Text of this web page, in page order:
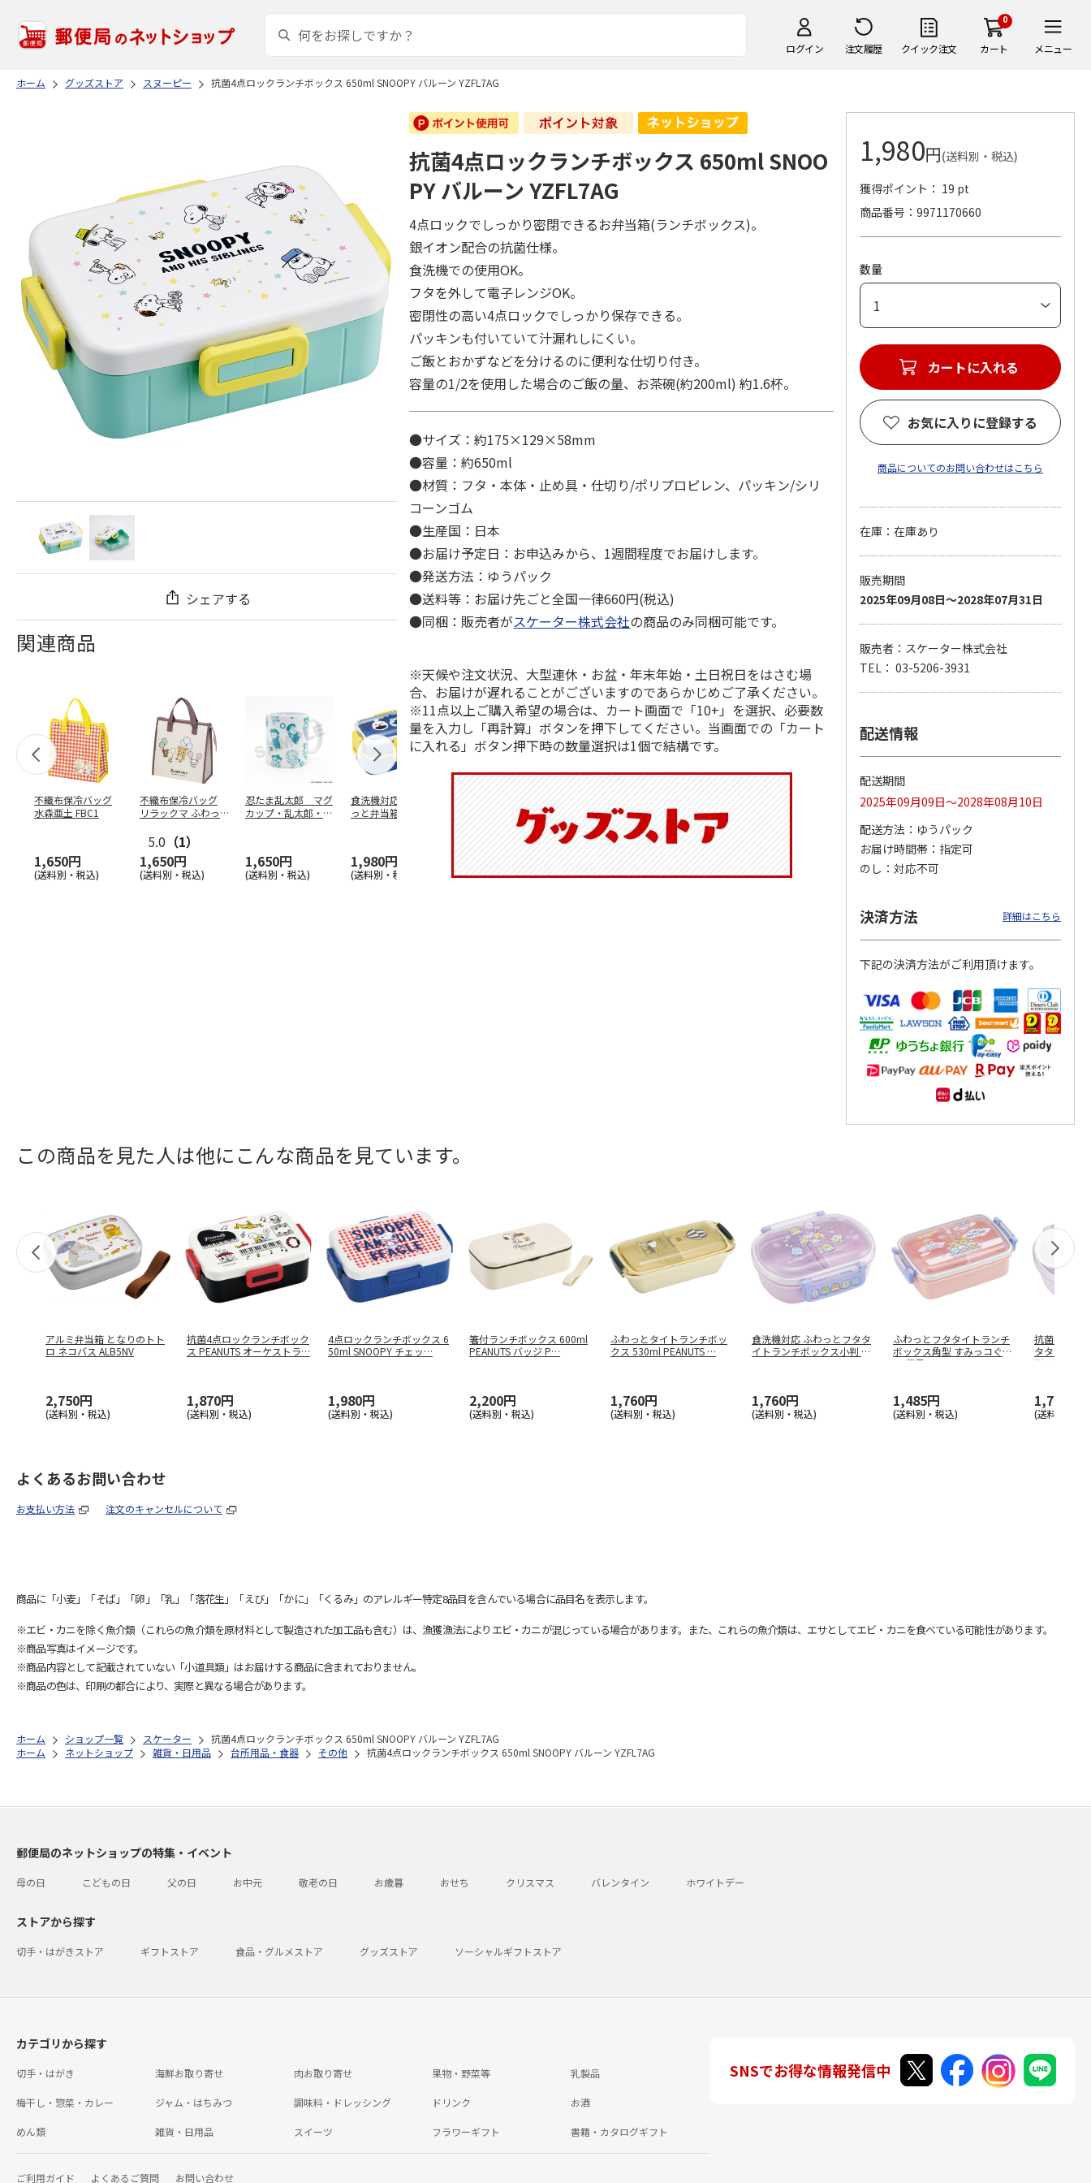
ログイン 注文履歴 クイック注文
0
カート メニュー
ホーム グッズストア スヌーピー 抗菌4点ロックランチボックス 650ml SNOOPY バルーン YZFL7AG
シェアする
関連商品
不織布保冷バッグ
水森亜土 FBC1
1,650円
(送料別・税込)
不織布保冷バッグ
リラックマ ふわっ
5.0 （1）
1,650円
(送料別・税込)
忍たま乱太郎 マグ
カップ・乱太郎・き
1,650円
(送料別・税込)
食洗機対応 2段ふわ
っと弁当箱 パペッ
1,980円
(送料別・税込)
抗菌食洗機対応 ふ
わっと弁当箱 530ml
…
1,760円
(送料別・税込)
マスコット入りドリ
ンクボトル ハロー
キティ PSPR5MC
3,300円
(送料別・税込)
陶器ダイカットマグ
カップ ポムポムプ
リン CHMGD4
2,970円
(送料別・税込)
コーデュロイ生地ラ
2,200円
(送料別・税込)
八角形ステンレスマ
ラックマ リラッ…
4,510円
(送料別・税込)
マスコット付箸・箸
抗菌4点ロックランチボックス 650ml SNOO
PY バルーン YZFL7AG
4点ロックでしっかり密閉できるお弁当箱(ランチボックス)。
銀イオン配合の抗菌仕様。
食洗機での使用OK。
フタを外して電子レンジOK。
密閉性の高い4点ロックでしっかり保存できる。
パッキンも付いていて汁漏れしにくい。
ご飯とおかずなどを分けるのに便利な仕切り付き。
容量の1/2を使用した場合のご飯の量、お茶碗(約200ml) 約1.6杯。
●サイズ：約175×129×58mm
●容量：約650ml
●材質：フタ・本体・止め具・仕切り/ポリプロピレン、パッキン/シリ
コーンゴム
●生産国：日本
●お届け予定日：お申込みから、1週間程度でお届けします。
●発送方法：ゆうパック
●送料等：お届け先ごと全国一律660円(税込)
●同梱：販売者がスケーター株式会社の商品のみ同梱可能です。
※天候や注文状況、大型連休・お盆・年末年始・土日祝日をはさむ場
合、お届けが遅れることがございますのであらかじめご了承ください。
※11点以上ご購入希望の場合は、カート画面で「10+」を選択、必要数
量を入力し「再計算」ボタンを押下してください。当画面での「カート
に入れる」ボタン押下時の数量選択は1個で結構です。
1,980円(送料別・税込)
獲得ポイント： 19 pt
商品番号
9971170660
数量
カートに入れる
お気に入りに登録する
商品についてのお問い合わせはこちら
在庫：在庫あり
販売期間
2025年09月08日～2028年07月31日
販売者：スケーター株式会社
TEL： 03-5206-3931
配送情報
配送期間
2025年09月09日～2028年08月10日
配送方法
ゆうパック
お届け時間帯
指定可
のし
対応不可
決済方法 詳細はこちら
下記の決済方法がご利用頂けます。
この商品を見た人は他にこんな商品を見ています。
アルミ弁当箱 となりのトト
ロ ネコバス ALB5NV
2,750円
(送料別・税込)
抗菌4点ロックランチボック
ス PEANUTS オーケストラ…
1,870円
(送料別・税込)
4点ロックランチボックス 6
50ml SNOOPY チェッ…
1,980円
(送料別・税込)
箸付ランチボックス 600ml
PEANUTS バッジ P…
2,200円
(送料別・税込)
ふわっとタイトランチボッ
クス 530ml PEANUTS …
1,760円
(送料別・税込)
食洗機対応 ふわっとフタタ
イトランチボックス小判 す
1,760円
(送料別・税込)
ふわっとフタタイトランチ
ボックス角型 すみっコぐら
し 夢見
1,485円
(送料別・税込)
抗菌 食洗機
タタイトラ
判 ら
1,760円
(送料別・税
よくあるお問い合わせ
お支払い方法 注文のキャンセルについて
商品に「小麦」「そば」「卵」「乳」「落花生」「えび」「かに」「くるみ」のアレルギー特定8品目を含んでいる場合に品目名を表示します。
※エビ・カニを除く魚介類（これらの魚介類を原材料として製造された加工品も含む）は、漁獲漁法によりエビ・カニが混じっている場合があります。また、これらの魚介類は、エサとしてエビ・カニを食べている可能性があります。
※商品写真はイメージです。
※商品内容として記載されていない「小道具類」はお届けする商品に含まれておりません。
※商品の色は、印刷の都合により、実際と異なる場合があります。
ホーム ショップ一覧 スケーター
抗菌4点ロックランチボックス 650ml SNOOPY バルーン YZFL7AG
ホーム
ネットショップ 雑貨・日用品 台所用品・食器 その他 抗菌4点ロックランチボックス 650ml SNOOPY バルーン YZFL7AG
郵便局のネットショップの特集・イベント
母の日 こどもの日 父の日 お中元 敬老の日 お歳暮 おせち クリスマス バレンタイン ホワイトデー
ストアから探す
切手・はがきストア ギフトストア 食品・グルメストア グッズストア ソーシャルギフトストア
カテゴリから探す
切手・はがき 海鮮お取り寄せ 肉お取り寄せ 果物・野菜等 乳製品
梅干し・惣菜・カレー ジャム・はちみつ 調味料・ドレッシング ドリンク お酒
めん類 雑貨・日用品 スイーツ フラワーギフト 書籍・カタログギフト
ご利用ガイド よくあるご質問 お問い合わせ
SNSでお得な情報発信中